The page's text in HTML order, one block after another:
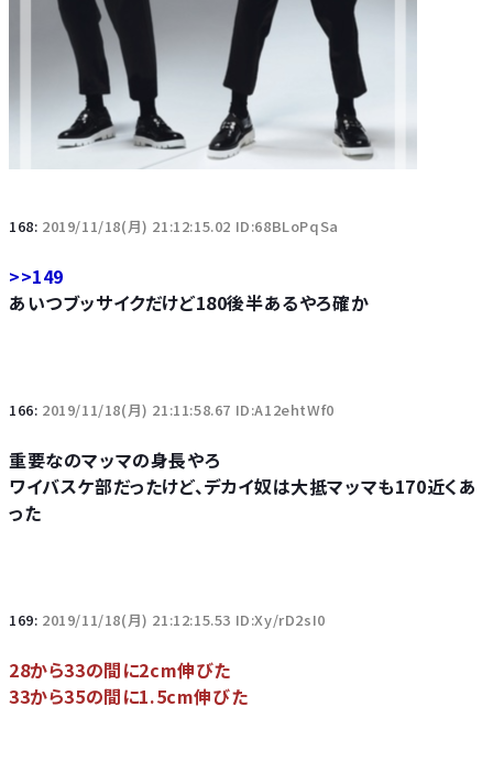
168: 2019/11/18(月) 21:12:15.02 ID:68BLoPqSa
>>149
あいつブッサイクだけど180後半あるやろ確か
166: 2019/11/18(月) 21:11:58.67 ID:A12ehtWf0
重要なのマッマの身長やろ
ワイバスケ部だったけど、デカイ奴は大抵マッマも170近くあ
った
169: 2019/11/18(月) 21:12:15.53 ID:Xy/rD2sI0
28から33の間に2cm伸びた
33から35の間に1.5cm伸びた